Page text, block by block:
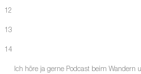
12
13
14
Ich höre ja gerne Podcast beim Wandern